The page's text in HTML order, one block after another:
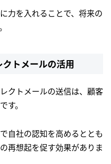
力を入れることで、将来の
トメールの活用
クトメールの送信は、顧客
す。
自社の認知を高めるととも
再想起を促す効果がありま